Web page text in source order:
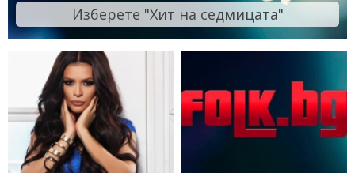
Изберете "Хит на седмицата"